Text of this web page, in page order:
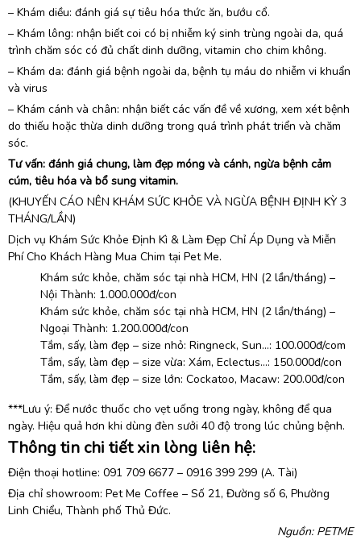
– Khám diều: đánh giá sự tiêu hóa thức ăn, bướu cổ.
– Khám lông: nhận biết coi có bị nhiễm ký sinh trùng ngoài da, quá
trình chăm sóc có đủ chất dinh dưỡng, vitamin cho chim không.
– Khám da: đánh giá bệnh ngoài da, bệnh tụ máu do nhiễm vi khuẩn
và virus
– Khám cánh và chân: nhận biết các vấn đề về xương, xem xét bệnh
do thiếu hoặc thừa dinh dưỡng trong quá trình phát triển và chăm
sóc.
Tư vấn: đánh giá chung, làm đẹp móng và cánh, ngừa bệnh cảm
cúm, tiêu hóa và bổ sung vitamin.
(KHUYẾN CÁO NÊN KHÁM SỨC KHỎE VÀ NGỪA BỆNH ĐỊNH KỲ 3
THÁNG/LẦN)
Dịch vụ Khám Sức Khỏe Định Kì & Làm Đẹp Chỉ Áp Dụng và Miễn
Phí Cho Khách Hàng Mua Chim tại Pet Me.
Khám sức khỏe, chăm sóc tại nhà HCM, HN (2 lần/tháng) –
Nội Thành: 1.000.000đ/con
Khám sức khỏe, chăm sóc tại nhà HCM, HN (2 lần/tháng) –
Ngoại Thành: 1.200.000đ/con
Tắm, sấy, làm đẹp – size nhỏ: Ringneck, Sun…: 100.000đ/com
Tắm, sấy, làm đẹp – size vừa: Xám, Eclectus…: 150.000đ/con
Tắm, sấy, làm đẹp – size lớn: Cockatoo, Macaw: 200.00đ/con
***Lưu ý: Để nước thuốc cho vẹt uống trong ngày, không để qua
ngày. Hiệu quả hơn khi dùng đèn sưởi 40 độ trong lúc chủng bệnh.
Thông tin chi tiết xin lòng liên hệ:
Điện thoại hotline: 091 709 6677 – 0916 399 299 (A. Tài)
Địa chỉ showroom: Pet Me Coffee – Số 21, Đường số 6, Phường
Linh Chiểu, Thành phố Thủ Đức.
Nguồn: PETME